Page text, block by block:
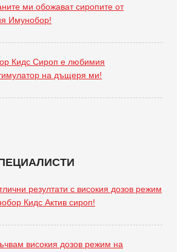
ми обожават сиропите от
Имунобор!
Кидс Сироп е любимия
на дъщеря ми!
резултати с високия дозов режим
Кидс Актив сироп!
високия дозов режим на